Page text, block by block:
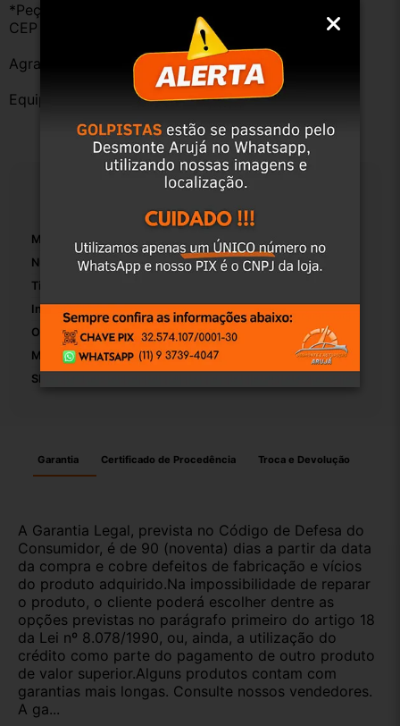
*Peças que não tem opção de envio, favor deixar o
CEP na área de perguntas para realizar cotação*
Agradecemos a preferência!
Equipe DESMONTE ARUJÁ.
Especificações
Marca:
Número De Peça:
Tipo De Veículo:
Inclui Acessórios Para A Montagem: False
OEM: Original
Modelo: Uno Vivace 1.4 Evo 2013
SKU:
Garantia Certificado de Procedência Troca e Devolução
A Garantia Legal, prevista no Código de Defesa do
Consumidor, é de 90 (noventa) dias a partir da data
da compra e cobre defeitos de fabricação e vícios
do produto adquirido.Na impossibilidade de reparar
o produto, o cliente poderá escolher dentre as
opções previstas no parágrafo primeiro do artigo 18
da Lei nº 8.078/1990, ou, ainda, a utilização do
crédito como parte do pagamento de outro produto
de valor superior.Alguns produtos contam com
garantias mais longas. Consulte nossos vendedores.
A ga...